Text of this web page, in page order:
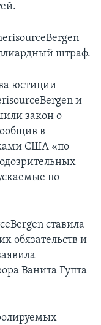
штраф.
юстиции
и
закон о
в
США «по
по
ставила
обязательств и
Ванита Гупта